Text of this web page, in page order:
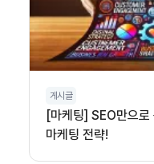
게시글
[마케팅] SEO만으로
마케팅 전략!